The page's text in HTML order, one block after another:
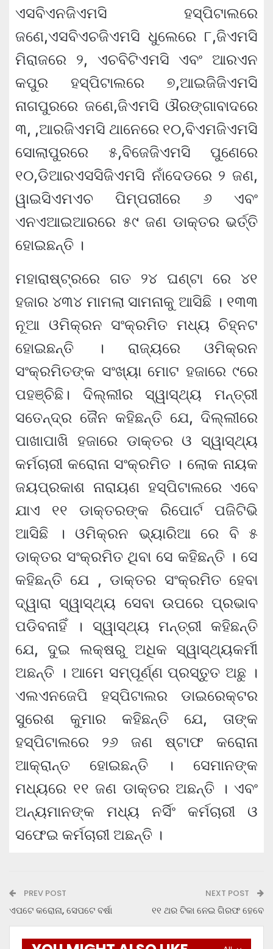
ଏସବିଏନଜିଏମସି ହସ୍ପିଟାଲରେ
ଜଣେ,ଏସବିଏଚଜିଏମସି ଧୁଲେରେ ୮,ଜିଏମସି
ମିରାଜରେ ୨, ଏଚବିଟିଏମସି ଏବଂ ଆରଏନ
କପୁର ହସ୍ପିଟାଲରେ ୭,ଆଇଜିଜିଏମସି
ନାଗପୁରରେ ଜଣେ,ଜିଏମସି ଔରଙ୍ଗାବାଦରେ
୩, ,ଆରଜିଏମସି ଥାନେରେ ୧୦,ବିଏମଜିଏମସି
ସୋଲାପୁରରେ ୫,ବିଜେଜିଏମସି ପୁଣେରେ
୧୦,ଡିଆରଏସସିଜିଏମସି ନାଁଦେଡରେ ୨ ଜଣ,
ୱାଇସିଏମଏଚ ପିମ୍ପରୀରେ ୬ ଏବଂ
ଏନଏଆଇଆରରେ ୫୯ ଜଣ ଡାକ୍ତର ଭର୍ତ୍ତି
ହୋଇଛନ୍ତି ।
ମହାରାଷ୍ଟ୍ରରେ ଗତ ୨୪ ଘଣ୍ଟା ରେ ୪୧
ହଜାର ୪୩୪ ମାମଲା ସାମନାକୁ ଆସିଛି । ୧୩୩
ନୂଆ ଓମିକ୍ରନ ସଂକ୍ରମିତ ମଧ୍ୟ ଚିହ୍ନଟ
ହୋଇଛନ୍ତି । ରାଜ୍ୟରେ ଓମିକ୍ରନ
ସଂକ୍ରମିତଙ୍କ ସଂଖ୍ୟା ମୋଟ ହଜାରେ ୯ରେ
ପହଞ୍ଚିଛି। ଦିଲ୍ଲୀର ସ୍ୱାସ୍ଥ୍ୟ ମନ୍ତ୍ରୀ
ସତେନ୍ଦ୍ର ଜୈନ କହିଛନ୍ତି ଯେ, ଦିଲ୍ଲୀରେ
ପାଖାପାଖି ହଜାରେ ଡାକ୍ତର ଓ ସ୍ୱାସ୍ଥ୍ୟ
କର୍ମଚାରୀ କରୋନା ସଂକ୍ରମିତ । ଲୋକ ନାୟକ
ଜୟପ୍ରକାଶ ନାରାୟଣ ହସ୍ପିଟାଲରେ ଏବେ
ଯାଏ ୧୧ ଡାକ୍ତରଙ୍କ ରିପୋର୍ଟ ପଜିଟିଭି
ଆସିଛି । ଓମିକ୍ରନ ଭ୍ୟାରିଆ ରେ ବି ୫
ଡାକ୍ତର ସଂକ୍ରମିତ ଥିବା ସେ କହିଛନ୍ତି । ସେ
କହିଛନ୍ତି ଯେ , ଡାକ୍ତର ସଂକ୍ରମିତ ହେବା
ଦ୍ୱାରା ସ୍ୱାସ୍ଥ୍ୟ ସେବା ଉପରେ ପ୍ରଭାବ
ପଡିବନାହିଁ । ସ୍ୱାସ୍ଥ୍ୟ ମନ୍ତ୍ରୀ କହିଛନ୍ତି
ଯେ, ଦୁଇ ଲକ୍ଷରୁ ଅଧିକ ସ୍ୱାସ୍ଥ୍ୟକର୍ମୀ
ଅଛନ୍ତି । ଆମେ ସମ୍ପୂର୍ଣ୍ଣ ପ୍ରସ୍ତୁତ ଅଛୁ ।
ଏଲଏନଜେପି ହସ୍ପିଟାଲର ଡାଇରେକ୍ଟର
ସୁରେଶ କୁମାର କହିଛନ୍ତି ଯେ, ତାଙ୍କ
ହସ୍ପିଟାଲରେ ୨୬ ଜଣ ଷ୍ଟାଫ କରୋନା
ଆକ୍ରାନ୍ତ ହୋଇଛନ୍ତି । ସେମାନଙ୍କ
ମଧ୍ୟରେ ୧୧ ଜଣ ଡାକ୍ତର ଅଛନ୍ତି । ଏବଂ
ଅନ୍ୟମାନଙ୍କ ମଧ୍ୟ ନର୍ସିଂ କର୍ମଚାରୀ ଓ
ସଫେଇ କର୍ମଚାରୀ ଅଛନ୍ତି ।
PREV POST
ଏପଟେ କରୋନା, ସେପଟେ ବର୍ଷା
NEXT POST
୧୧ ଥର ଟିକା ନେଇ ଗିରଫ ହେବେ